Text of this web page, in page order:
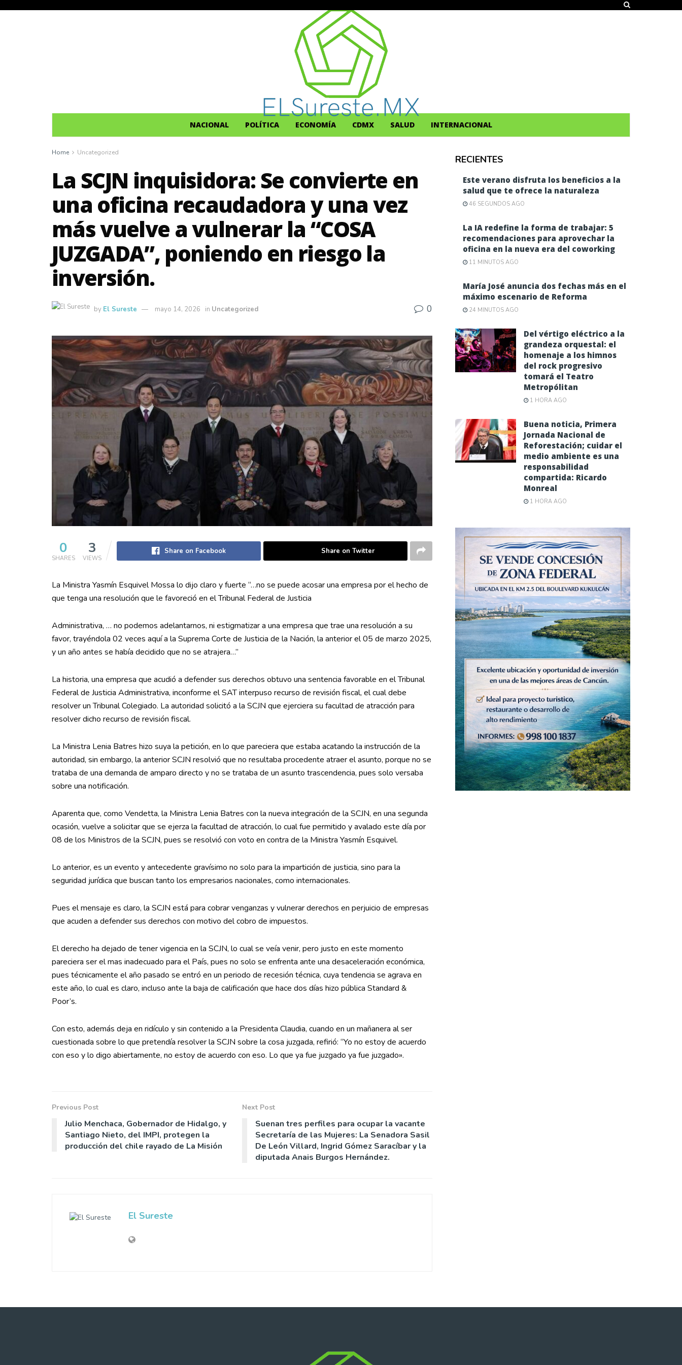
NACIONAL POLÍTICA ECONOMÍA CDMX SALUD INTERNACIONAL
Home Uncategorized
La SCJN inquisidora: Se convierte en
una oficina recaudadora y una vez
más vuelve a vulnerar la “COSA
JUZGADA”, poniendo en riesgo la
inversión.
by El Sureste mayo 14, 2026 in Uncategorized 0
0
SHARES
3
VIEWS
Share on Facebook Share on Twitter
La Ministra Yasmín Esquivel Mossa lo dijo claro y fuerte “…no se puede acosar una empresa por el hecho de
que tenga una resolución que le favoreció en el Tribunal Federal de Justicia
Administrativa, … no podemos adelantarnos, ni estigmatizar a una empresa que trae una resolución a su
favor, trayéndola 02 veces aquí a la Suprema Corte de Justicia de la Nación, la anterior el 05 de marzo 2025,
y un año antes se había decidido que no se atrajera…”
La historia, una empresa que acudió a defender sus derechos obtuvo una sentencia favorable en el Tribunal
Federal de Justicia Administrativa, inconforme el SAT interpuso recurso de revisión fiscal, el cual debe
resolver un Tribunal Colegiado. La autoridad solicitó a la SCJN que ejerciera su facultad de atracción para
resolver dicho recurso de revisión fiscal.
La Ministra Lenia Batres hizo suya la petición, en lo que pareciera que estaba acatando la instrucción de la
autoridad, sin embargo, la anterior SCJN resolvió que no resultaba procedente atraer el asunto, porque no se
trataba de una demanda de amparo directo y no se trataba de un asunto trascendencia, pues solo versaba
sobre una notificación.
Aparenta que, como Vendetta, la Ministra Lenia Batres con la nueva integración de la SCJN, en una segunda
ocasión, vuelve a solicitar que se ejerza la facultad de atracción, lo cual fue permitido y avalado este día por
08 de los Ministros de la SCJN, pues se resolvió con voto en contra de la Ministra Yasmín Esquivel.
Lo anterior, es un evento y antecedente gravísimo no solo para la impartición de justicia, sino para la
seguridad jurídica que buscan tanto los empresarios nacionales, como internacionales.
Pues el mensaje es claro, la SCJN está para cobrar venganzas y vulnerar derechos en perjuicio de empresas
que acuden a defender sus derechos con motivo del cobro de impuestos.
El derecho ha dejado de tener vigencia en la SCJN, lo cual se veía venir, pero justo en este momento
pareciera ser el mas inadecuado para el País, pues no solo se enfrenta ante una desaceleración económica,
pues técnicamente el año pasado se entró en un periodo de recesión técnica, cuya tendencia se agrava en
este año, lo cual es claro, incluso ante la baja de calificación que hace dos días hizo pública Standard &
Poor’s.
Con esto, además deja en ridículo y sin contenido a la Presidenta Claudia, cuando en un mañanera al ser
cuestionada sobre lo que pretendía resolver la SCJN sobre la cosa juzgada, refirió: “Yo no estoy de acuerdo
con eso y lo digo abiertamente, no estoy de acuerdo con eso. Lo que ya fue juzgado ya fue juzgado».
Previous Post
Julio Menchaca, Gobernador de Hidalgo, y
Santiago Nieto, del IMPI, protegen la
producción del chile rayado de La Misión
Next Post
Suenan tres perfiles para ocupar la vacante
Secretaría de las Mujeres: La Senadora Sasil
De León Villard, Ingrid Gómez Saracíbar y la
diputada Anais Burgos Hernández.
El Sureste
RECIENTES
Este verano disfruta los beneficios a la
salud que te ofrece la naturaleza
46 SEGUNDOS AGO
La IA redefine la forma de trabajar: 5
recomendaciones para aprovechar la
oficina en la nueva era del coworking
11 MINUTOS AGO
María José anuncia dos fechas más en el
máximo escenario de Reforma
24 MINUTOS AGO
Del vértigo eléctrico a la
grandeza orquestal: el
homenaje a los himnos
del rock progresivo
tomará el Teatro
Metropólitan
1 HORA AGO
Buena noticia, Primera
Jornada Nacional de
Reforestación; cuidar el
medio ambiente es una
responsabilidad
compartida: Ricardo
Monreal
1 HORA AGO